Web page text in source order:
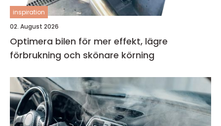
inspiration
02. August 2026
Optimera bilen för mer effekt, lägre
förbrukning och skönare körning